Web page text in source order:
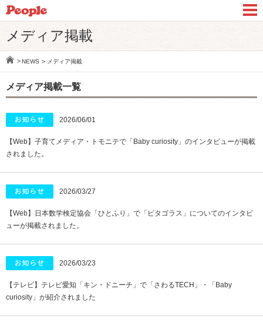
メディア掲載
NEWS メディア掲載
メディア掲載一覧
2026/06/01
【Web】子育てメディア・トモニテで「Baby curiosity」のインタビューが掲載
されました。
2026/03/27
【Web】日本数学検定協会「ひとふり」で「ピタゴラス」についてのインタビ
ューが掲載されました。
2026/03/23
【テレビ】テレビ愛知「キン・ドニーチ」で「さわるTECH」・「Baby
curiosity」が紹介されました